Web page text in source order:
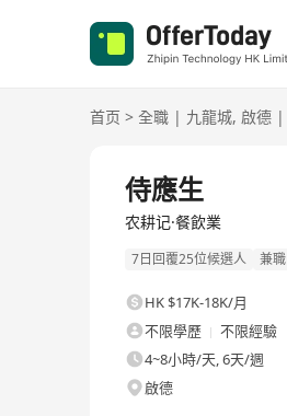
首页 > 全職 | 九龍城, 啟德 |
侍應生
农耕记·餐飲業
7日回覆25位候選人 兼職
HK $17K-18K/月
不限學歷
不限經驗
4~8小時/天, 6天/週
啟德